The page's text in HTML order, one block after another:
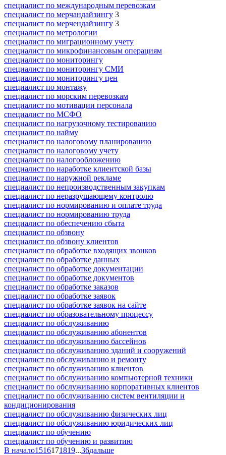
специалист по международным перевозкам
специалист по мерчандайзингу 3
специалист по мерчендайзингу 3
специалист по метрологии
специалист по миграционному учету
специалист по микрофинансовым операциям
специалист по мониторингу
специалист по мониторингу СМИ
специалист по мониторингу цен
специалист по монтажу
специалист по морским перевозкам
специалист по мотивации персонала
специалист по МСФО
специалист по нагрузочному тестированию
специалист по найму
специалист по налоговому планированию
специалист по налоговому учету
специалист по налогообложению
специалист по наработке клиентской базы
специалист по наружной рекламе
специалист по непроизводственным закупкам
специалист по неразрушающему контролю
специалист по нормированию и оплате труда
специалист по нормированию труда
специалист по обеспечению сбыта
специалист по обзвону
специалист по обзвону клиентов
специалист по обработке входящих звонков
специалист по обработке данных
специалист по обработке документации
специалист по обработке документов
специалист по обработке заказов
специалист по обработке заявок
специалист по обработке заявок на сайте
специалист по образовательному процессу
специалист по обслуживанию
специалист по обслуживанию абонентов
специалист по обслуживанию бассейнов
специалист по обслуживанию зданий и сооружений
специалист по обслуживанию и ремонту
специалист по обслуживанию клиентов
специалист по обслуживанию компьютерной техники
специалист по обслуживанию корпоративных клиентов
специалист по обслуживанию систем вентиляции и
кондиционирования
специалист по обслуживанию физических лиц
специалист по обслуживанию юридических лиц
специалист по обучению
специалист по обучению и развитию
В начало1516171819...36дальше